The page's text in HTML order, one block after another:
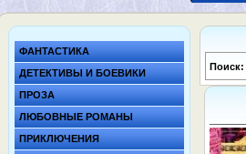
ФАНТАСТИКА
ДЕТЕКТИВЫ И БОЕВИКИ
ПРОЗА
ЛЮБОВНЫЕ РОМАНЫ
ПРИКЛЮЧЕНИЯ
Поиск: